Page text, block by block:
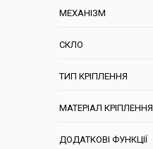
МЕХАНІЗМ
СКЛО
ТИП КРІПЛЕННЯ
МАТЕРІАЛ КРІПЛЕННЯ
ДОДАТКОВІ ФУНКЦІЇ